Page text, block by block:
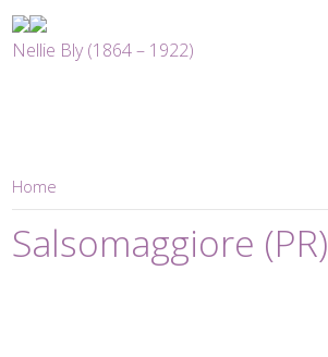
Nellie Bly (1864 – 1922)
Home
Salsomaggiore (PR)